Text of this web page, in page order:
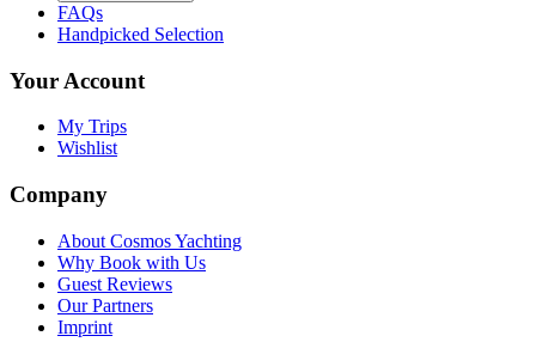
FAQs
Handpicked Selection
Your Account
My Trips
Wishlist
Company
About Cosmos Yachting
Why Book with Us
Guest Reviews
Our Partners
Imprint